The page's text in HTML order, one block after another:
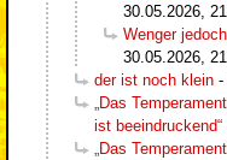
30.05.2026,
Wenger
30.05.2026,
der ist noch klein -
„Das
ist beeindruckend“
„Das